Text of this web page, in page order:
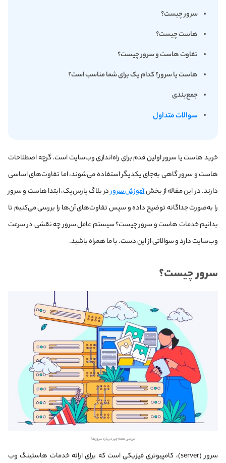
سرور چیست؟
هاست چیست؟
تفاوت هاست و سرور چیست؟
هاست یا سرور؟ کدام یک برای شما مناسب است؟
جمع‌بندی
سوالات متداول
خرید هاست یا سرور اولین قدم برای راه‌اندازی وب‌سایت است. گرچه اصطلاحات
هاست و سرور گاهی به‌جای یکدیگر استفاده می‌شوند، اما تفاوت‌های اساسی
دارند. در این مقاله از بخشآموزش سروردر بلاگ پارس‌پک، ابتدا هاست و سرور
را به‌صورت جداگانه توضیح داده و سپس تفاوت‌های آن‌ها را بررسی می‌کنیم تا
بدانیم خدمات هاست و سرور چیست؟ سیستم عامل سرور چه نقشی در سرعت
وب‌سایت دارد و سوالاتی از این دست. با ما همراه باشید.
سرور چیست؟
بررسی همه چیز درباره سرورها
سرور (server)، کامپیوتری فیزیکی است که برای ارائه خدمات هاستینگ وب